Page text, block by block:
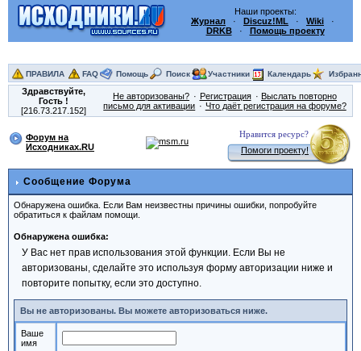
Наши проекты:
Журнал · Discuz!ML · Wiki ·
DRKB· Помощь проекту
ПРАВИЛА FAQ Помощь Поиск Участники Календарь
Здравствуйте,
Гость!
[216.73.217.152]
Не авторизованы? Регистрация
Выслать повторно
письмо для активации
Что даёт регистрация на форуме?
Форум на
Исходниках.RU
Нравится ресурс?
Помоги проекту!
Сообщение Форума
Обнаружена ошибка. Если Вам неизвестны причины ошибки, попробуйте
обратиться к файлам помощи.
Обнаружена ошибка:
У Вас нет прав использования этой функции. Если Вы не
авторизованы, сделайте это используя форму авторизации ниже и
повторите попытку, если это доступно.
Вы не авторизованы. Вы можете авторизоваться ниже.
Ваше
имя